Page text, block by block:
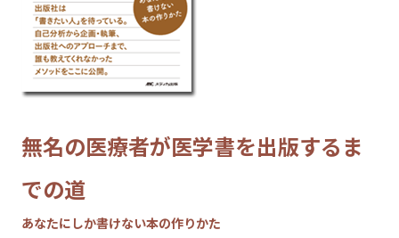
無名の医療者が医学書を出版するま
での道
あなたにしか書けない本の作りかた